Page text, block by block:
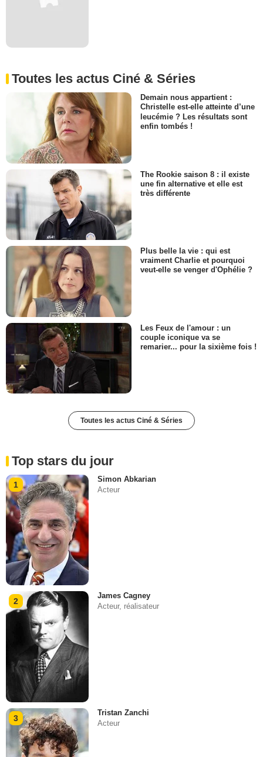
Toutes les actus Ciné & Séries
Demain nous appartient :
Christelle est-elle atteinte d’une
leucémie ? Les résultats sont
enfin tombés !
The Rookie saison 8 : il existe
une fin alternative et elle est
très différente
Plus belle la vie : qui est
vraiment Charlie et pourquoi
veut-elle se venger d'Ophélie ?
Les Feux de l'amour : un
couple iconique va se
remarier... pour la sixième fois !
Toutes les actus Ciné & Séries
Top stars du jour
1
Simon Abkarian
Acteur
2
James Cagney
Acteur, réalisateur
3
Tristan Zanchi
Acteur